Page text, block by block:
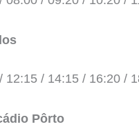
12:15 / 14:15 / 16:20 /
Pôrto